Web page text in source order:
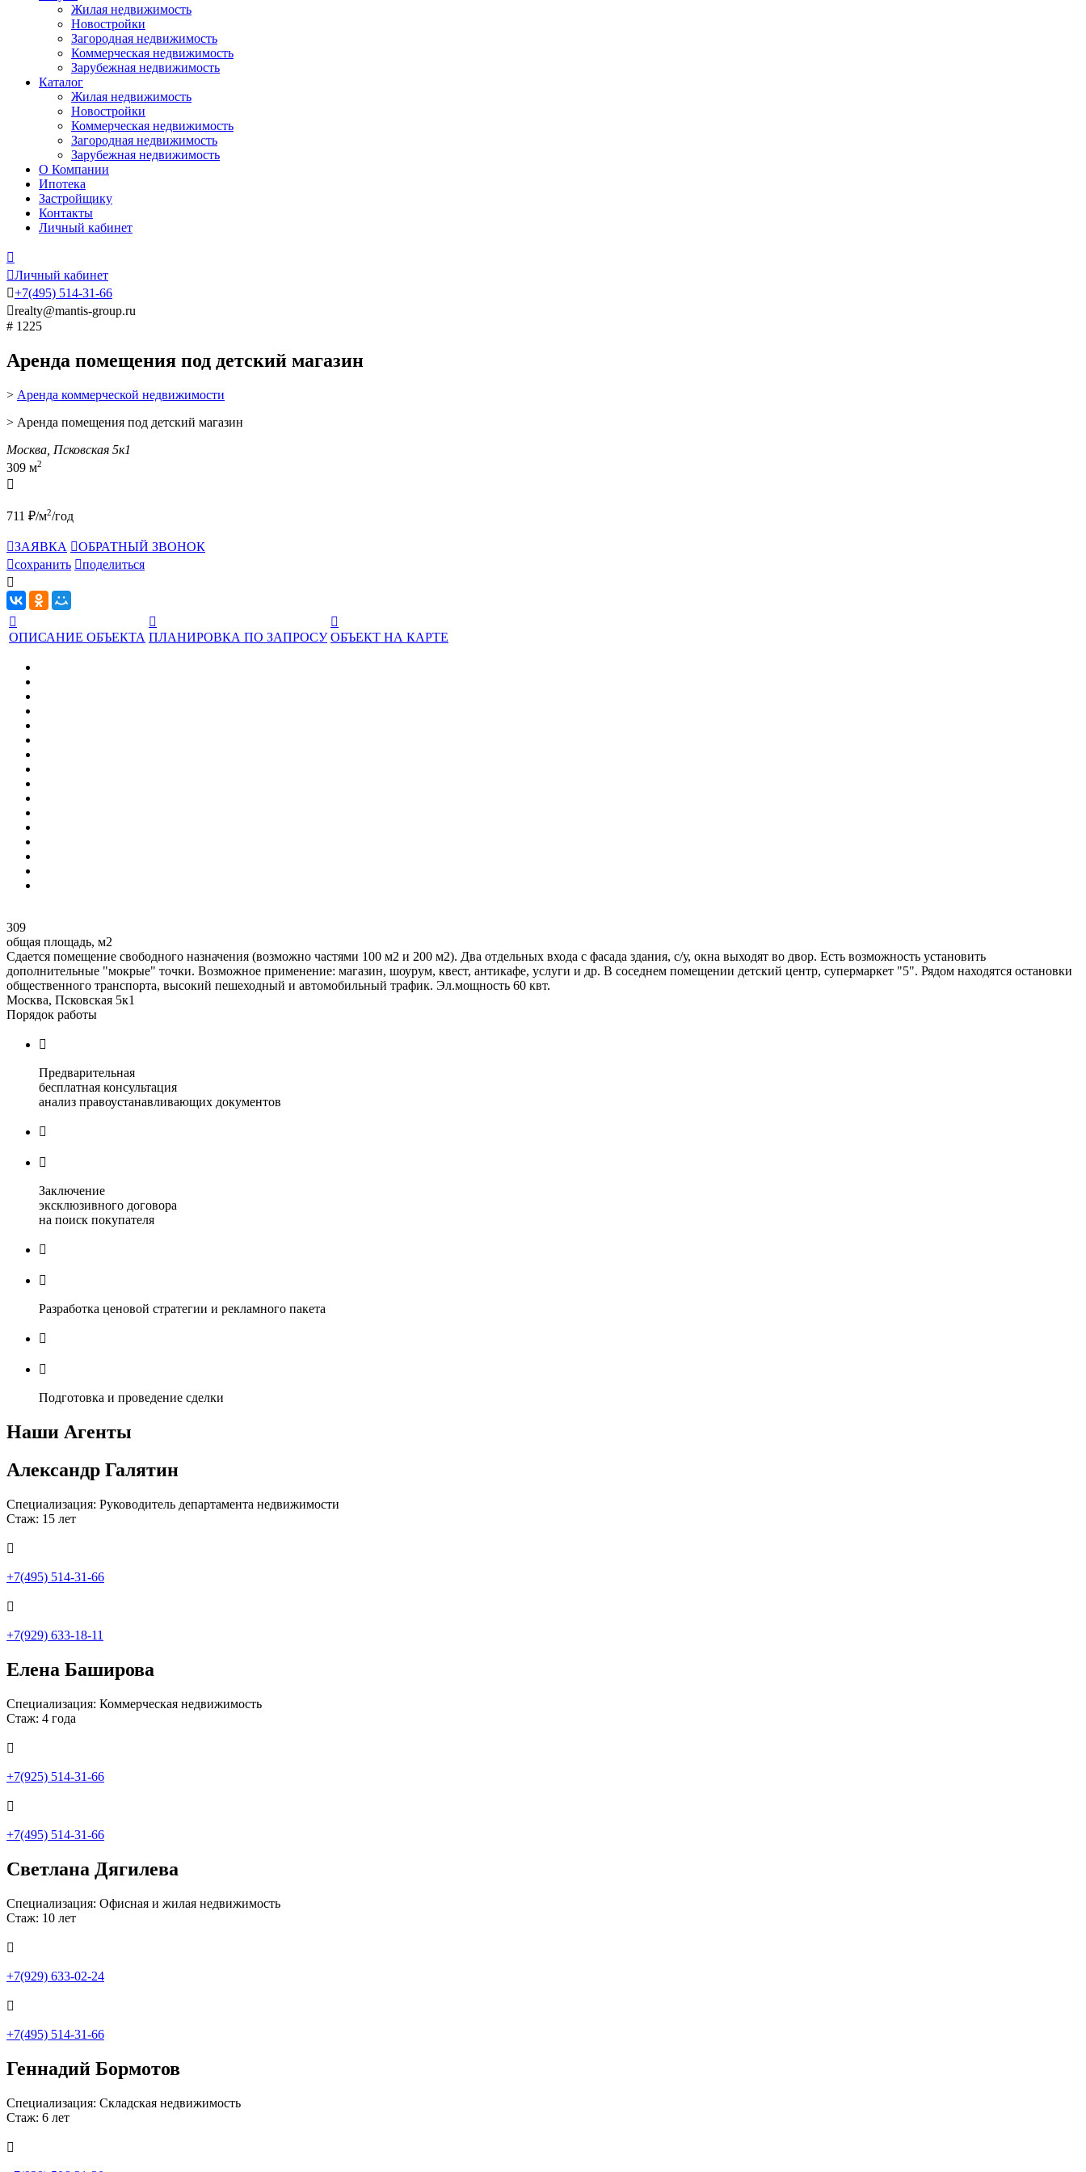
Жилая недвижимость
Новостройки
Загородная недвижимость
Коммерческая недвижимость
Зарубежная недвижимость
Каталог
Жилая недвижимость
Новостройки
Коммерческая недвижимость
Загородная недвижимость
Зарубежная недвижимость
О Компании
Ипотека
Застройщику
Контакты
Личный кабинет

Личный кабинет
+7(495) 514-31-66
realty@mantis-group.ru
# 1225
Аренда помещения под детский магазин
> Аренда коммерческой недвижимости
> Аренда помещения под детский магазин
Москва, Псковская 5к1
309 м2

711 ₽/м2/год
ЗАЯВКА ОБРАТНЫЙ ЗВОНОК
сохранить поделиться


ОПИСАНИЕ ОБЪЕКТА

ПЛАНИРОВКА ПО ЗАПРОСУ

ОБЪЕКТ НА КАРТЕ
309
общая площадь, м2
Сдается помещение свободного назначения (возможно частями 100 м2 и 200 м2). Два отдельных входа с фасада здания, с/у, окна выходят во двор. Есть возможность установить
дополнительные "мокрые" точки. Возможное применение: магазин, шоурум, квест, антикафе, услуги и др. В соседнем помещении детский центр, супермаркет "5". Рядом находятся остановки
общественного транспорта, высокий пешеходный и автомобильный трафик. Эл.мощность 60 квт.
Москва, Псковская 5к1
Порядок работы

Предварительная
бесплатная консультация
анализ правоустанавливающих документов


Заключение
эксклюзивного договора
на поиск покупателя


Разработка ценовой стратегии и рекламного пакета


Подготовка и проведение сделки
Наши Агенты
Александр Галятин
Специализация: Руководитель департамента недвижимости
Стаж: 15 лет

+7(495) 514-31-66

+7(929) 633-18-11
Елена Баширова
Специализация: Коммерческая недвижимость
Стаж: 4 года

+7(925) 514-31-66

+7(495) 514-31-66
Светлана Дягилева
Специализация: Офисная и жилая недвижимость
Стаж: 10 лет

+7(929) 633-02-24

+7(495) 514-31-66
Геннадий Бормотов
Специализация: Складская недвижимость
Стаж: 6 лет
